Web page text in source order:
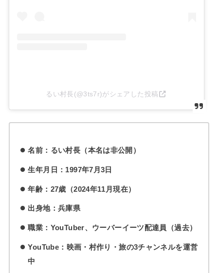
るい村長(@3ts7r)がシェアした投稿
名前：るい村長（本名は非公開）
生年月日：1997年7月3日
年齢：27歳（2024年11月現在）
出身地：兵庫県
職業：YouTuber、ウーバーイーツ配達員（過去）
YouTube：映画・村作り・旅の3チャンネルを運営
中